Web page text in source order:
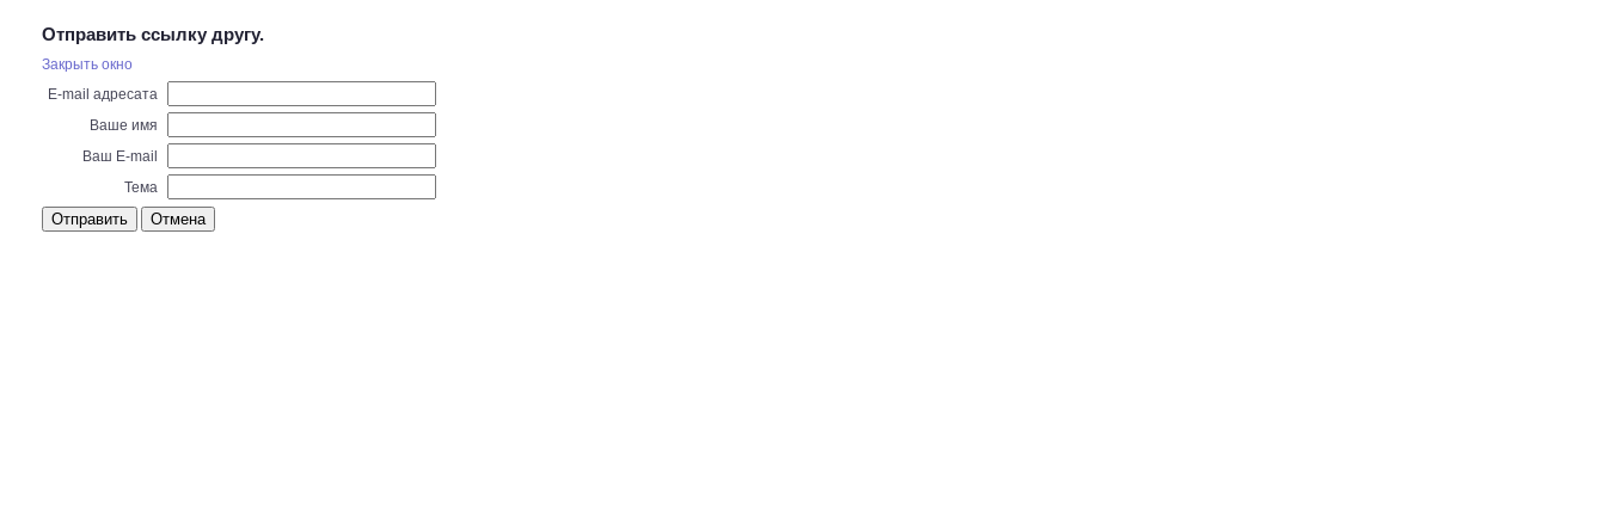
Отправить ссылку другу.
Закрыть окно
E-mail адресата
Ваше имя
Ваш E-mail
Тема
Отправить Отмена